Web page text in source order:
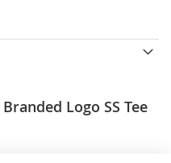
Logo SS Tee